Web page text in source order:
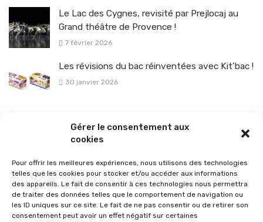
Gérer le consentement aux
cookies
Pour offrir les meilleures expériences, nous utilisons des technologies
telles que les cookies pour stocker et/ou accéder aux informations
des appareils. Le fait de consentir à ces technologies nous permettra
de traiter des données telles que le comportement de navigation ou
les ID uniques sur ce site. Le fait de ne pas consentir ou de retirer son
consentement peut avoir un effet négatif sur certaines
Le Lac des Cygnes, revisité par Prejlocaj au
Grand théâtre de Provence !
7 février 2026
Les révisions du bac réinventées avec Kit’bac !
30 janvier 2026